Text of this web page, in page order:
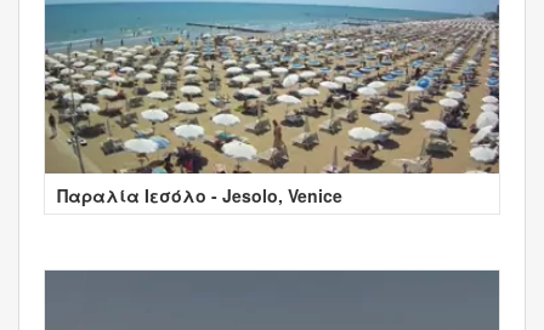
Παραλία Ιεσόλο - Jesolo, Venice